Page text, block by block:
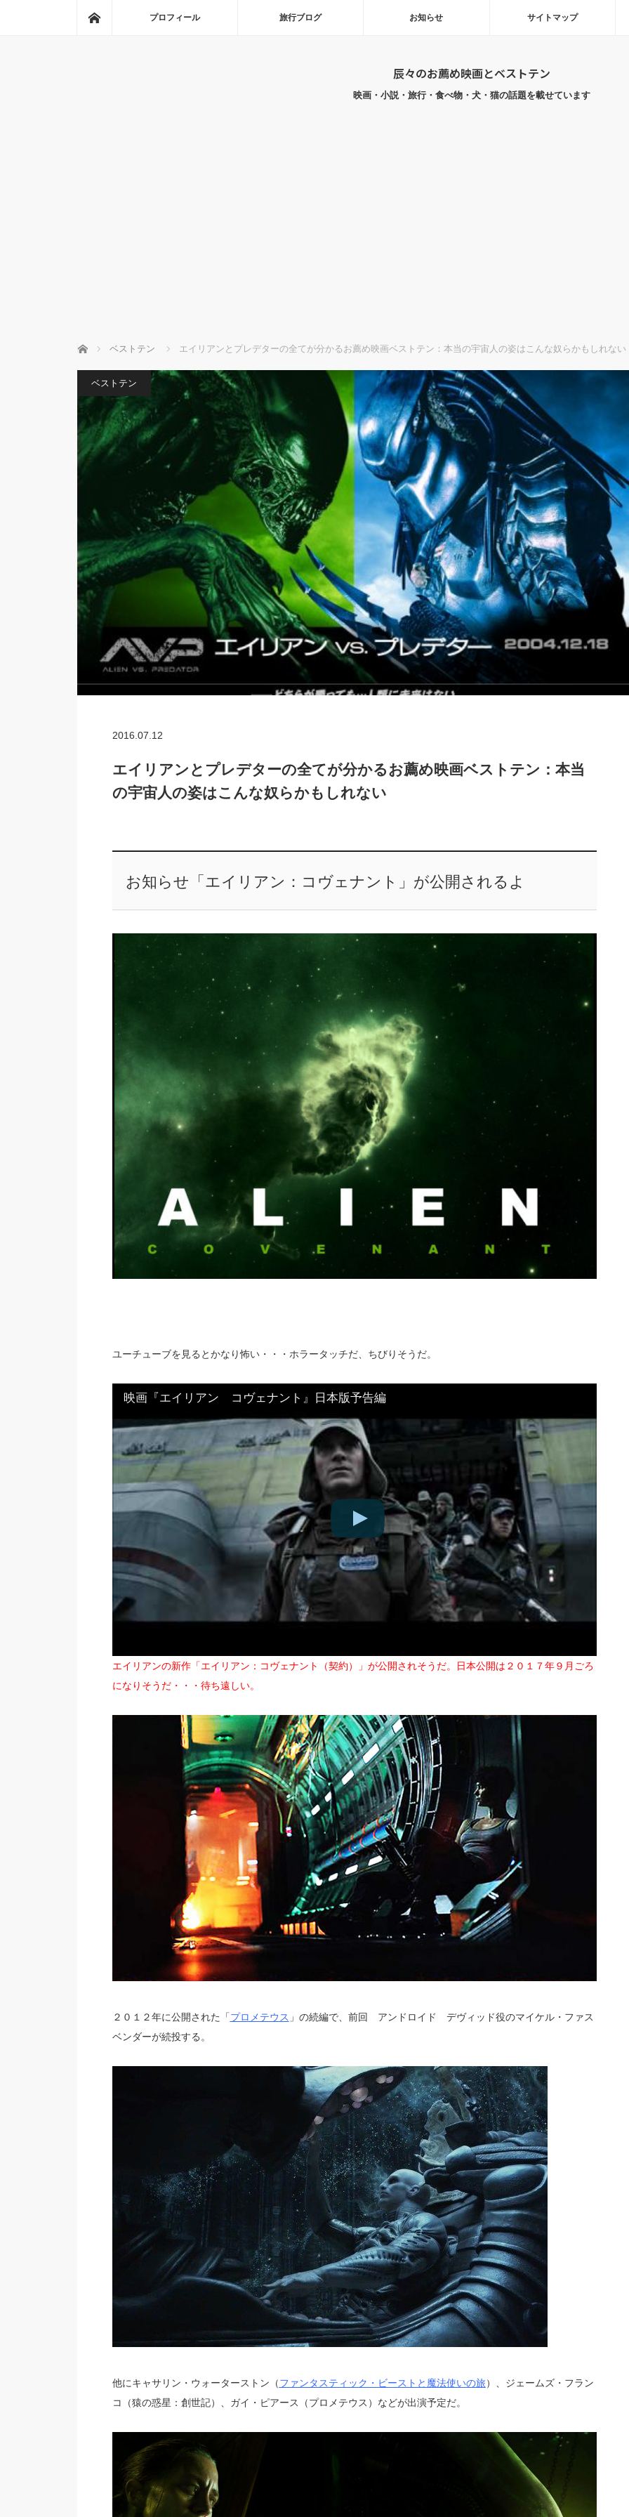
プロフィール 旅行ブログ お知らせ サイトマップ
辰々のお薦め映画とベストテン
映画・小説・旅行・食べ物・犬・猫の話題を載せています
ホーム ベストテン エイリアンとプレデターの全てが分かるお薦め映画ベストテン：本当の宇宙人の姿はこんな奴らかもしれない
ベストテン
2016.07.12
エイリアンとプレデターの全てが分かるお薦め映画ベストテン：本当
の宇宙人の姿はこんな奴らかもしれない
お知らせ「エイリアン：コヴェナント」が公開されるよ
ユーチューブを見るとかなり怖い・・・ホラータッチだ、ちびりそうだ。
映画『エイリアン コヴェナント』日本版予告編
エイリアンの新作「エイリアン：コヴェナント（契約）」が公開されそうだ。日本公開は２０１７年９月ごろ
になりそうだ・・・待ち遠しい。
２０１２年に公開された「プロメテウス 」の続編で、前回 アンドロイド デヴィッド役のマイケル・ファス
ベンダーが続投する。
他にキャサリン・ウォーターストン（ファンタスティック・ビーストと魔法使いの旅）、ジェームズ・フラン
コ（猿の惑星：創世記）、ガイ・ピアース（プロメテウス）などが出演予定だ。